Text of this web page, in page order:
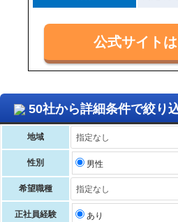
公式サイト
50社から詳細条件で絞り
地域
性別 男性
希望職種
正社員経験 あり